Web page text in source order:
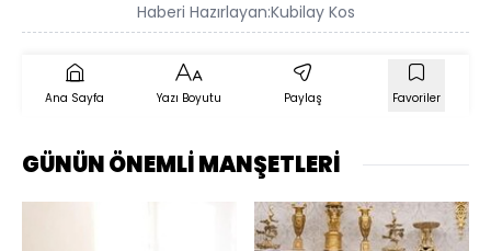
Haberi Hazırlayan:Kubilay Kos
Ana Sayfa Yazı Boyutu Paylaş Favoriler
GÜNÜN ÖNEMLİ MANŞETLERİ